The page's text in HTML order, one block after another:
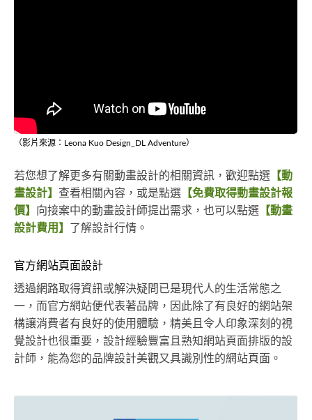
（影片來源：Leona Kuo Design_DL Adventure）
若您想了解更多有關動畫設計的相關資訊，歡迎點選 【動
畫設計】 查看相關內容，或是點選 【免費取得動畫設計報
價】
向接案中的動畫設計師提出需求，也可以點選 【動畫
設計費用】
了解設計行情。
官方網站頁面設計
透過網路取得資訊或解決疑問已是現代人的生活常態之
一，而官方網站便代表著品牌，因此除了有良好的網站架
構讓消費者有良好的使用體驗，精美且令人印象深刻的視
覺設計也很重要，設計經驗豐富且熟知網站頁面排版的設
計師，能為您的品牌設計美觀又具識別性的網站頁面。